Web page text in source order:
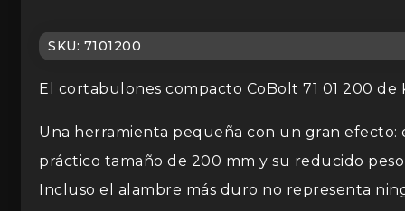
SKU: 7101200
El cortabulones compacto CoBolt 71 01 200
Una herramienta pequeña con un gran efecto:
práctico tamaño de 200 mm y su reducido
Incluso el alambre más duro no representa